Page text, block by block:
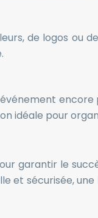
de logos ou
idéale pour
garantir le
et sécurisée,